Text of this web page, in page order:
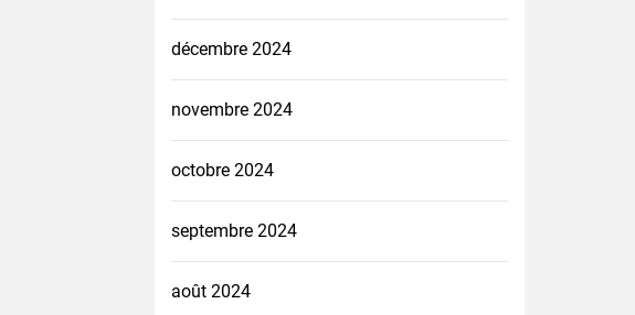
décembre 2024
novembre 2024
octobre 2024
septembre 2024
août 2024